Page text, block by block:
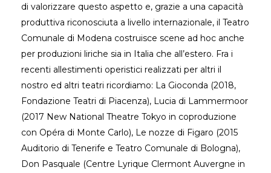
di valorizzare questo aspetto e, grazie a una capacità
produttiva riconosciuta a livello internazionale, il Teatro
Comunale di Modena costruisce scene ad hoc anche
per produzioni liriche sia in Italia che all’estero. Fra i
recenti allestimenti operistici realizzati per altri il
nostro ed altri teatri ricordiamo: La Gioconda (2018,
Fondazione Teatri di Piacenza), Lucia di Lammermoor
(2017 New National Theatre Tokyo in coproduzione
con Opéra di Monte Carlo), Le nozze di Figaro (2015
Auditorio di Tenerife e Teatro Comunale di Bologna),
Don Pasquale (Centre Lyrique Clermont Auvergne in